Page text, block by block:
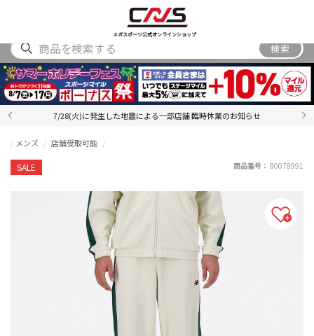
メガスポーツ公式オンラインショップ
ACCESSORY
検索
7/28(火)に発生した地震による一部店舗 臨時休業のお知らせ
SALE
メンズ 店舗受取可能
商品番号： 80078991